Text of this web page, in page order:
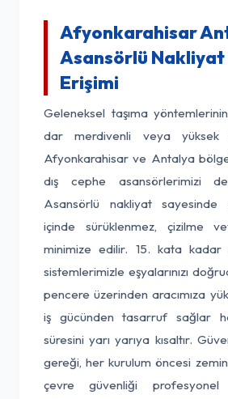
Afyonkarahisar
Asansörlü Nakliyat
Erişimi
Geleneksel taşıma
dar merdivenli veya yüksek
Afyonkarahisar ve Antalya
dış cephe asansörlerimizi
Asansörlü nakliyat sayesinde
içinde sürüklenmez, çizilme
minimize edilir. 15. kata kadar
sistemlerimizle eşyalarınızı
pencere üzerinden aracımıza
iş gücünden tasarruf sağlar
süresini yarı yarıya kısaltır.
gereği, her kurulum öncesi
çevre güvenliği profesyonel